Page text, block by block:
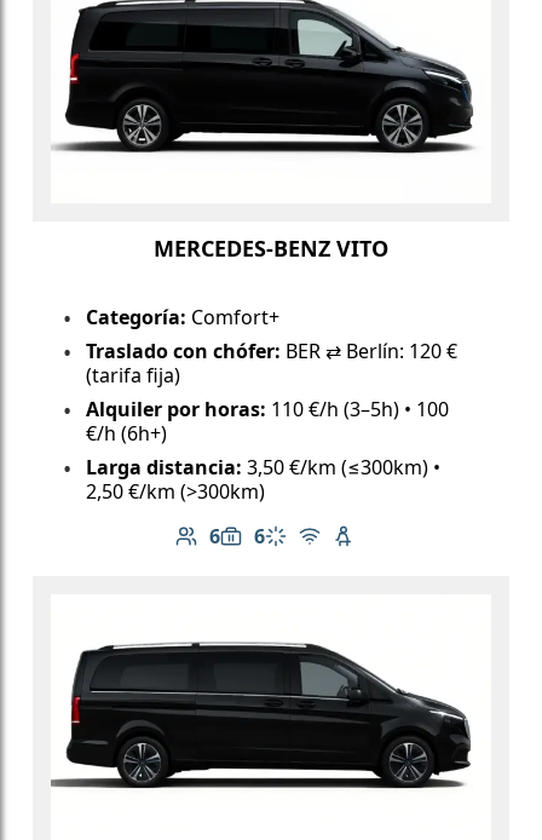
MERCEDES-BENZ VITO
Categoría: Comfort+
Traslado con chófer: BER ⇄ Berlín: 120 €
(tarifa fija)
Alquiler por horas: 110 €/h (3–5h) • 100
€/h (6h+)
Larga distancia: 3,50 €/km (≤300km) •
2,50 €/km (>300km)
6
Número de pasajeros: 6
6
Capacidad de equipaje: 6
Aire acondicionado
Wi-Fi gratuito
Asiento infantil